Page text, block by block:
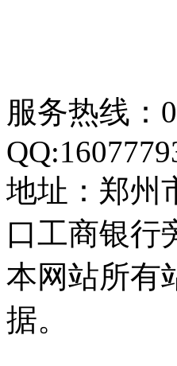
服务热线：
地址：郑州
口工商银行
本网站所有
据。